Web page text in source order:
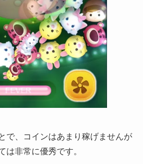
で、コインはあまり稼げませんが
は非常に優秀です。